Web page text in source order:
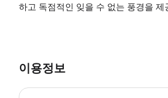
하고 독점적인 잊을 수 없는 풍경을 제
이용정보